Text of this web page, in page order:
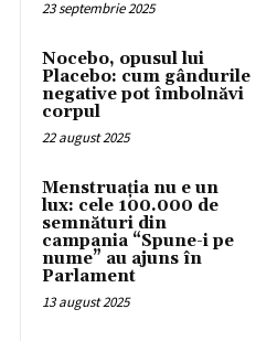
23 septembrie 2025
Nocebo, opusul lui
Placebo: cum gândurile
negative pot îmbolnăvi
corpul
22 august 2025
Menstruația nu e un
lux: cele 100.000 de
semnături din
campania “Spune-i pe
nume” au ajuns în
Parlament
13 august 2025